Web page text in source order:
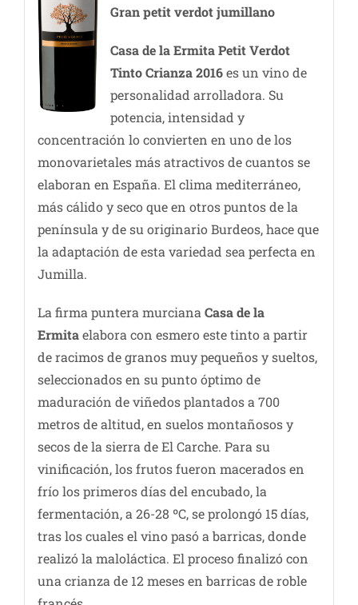
Gran petit verdot jumillano
Casa de la Ermita Petit Verdot
Tinto Crianza 2016es un vino de
personalidad arrolladora. Su
potencia, intensidad y
concentración lo convierten en uno de los
monovarietales más atractivos de cuantos se
elaboran en España. El clima mediterráneo,
más cálido y seco que en otros puntos de la
península y de su originario Burdeos, hace que
la adaptación de esta variedad sea perfecta en
Jumilla.
La firma puntera murciana Casa de la
Ermitaelabora con esmero este tinto a partir
de racimos de granos muy pequeños y sueltos,
seleccionados en su punto óptimo de
maduración de viñedos plantados a 700
metros de altitud, en suelos montañosos y
secos de la sierra de El Carche. Para su
vinificación, los frutos fueron macerados en
frío los primeros días del encubado, la
fermentación, a 26-28 ºC, se prolongó 15 días,
tras los cuales el vino pasó a barricas, donde
realizó la maloláctica. El proceso finalizó con
una crianza de 12 meses en barricas de roble